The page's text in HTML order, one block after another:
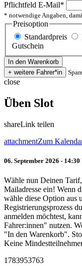
Pflichtfeld E-Mail*
* notwendige Angaben,
Preisoption
Standardpreis
Gutschein
close
Üben Slot
shareLink teilen
attachmentZum
06. September 2026 -
Wähle nun Deinen
Mailadresse ein! Wenn
wähle diese Option aus
Registrierungsprozess
anmelden möchtest,
Fahrer:innen" nutzen.
"In den Warenkorb".
Keine
1783953763